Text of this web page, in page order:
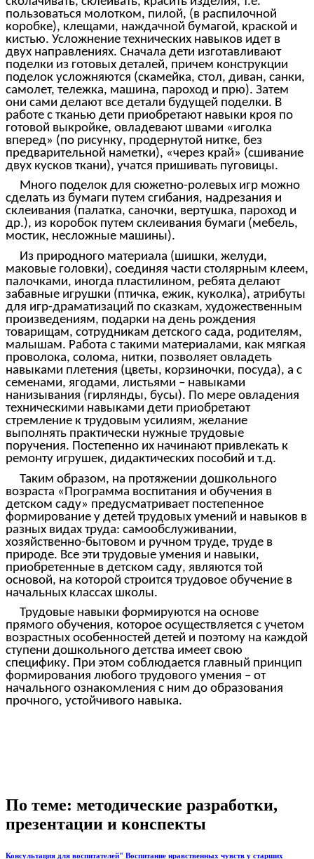
пользоваться молотком, пилой, (в распилочной
коробке), клещами, наждачной бумагой, краской и
кистью. Усложнение технических навыков идет в
двух направлениях. Сначала дети изготавливают
поделки из готовых деталей, причем конструкции
поделок усложняются (скамейка, стол, диван, санки,
самолет, тележка, машина, пароход и прю). Затем
они сами делают все детали будущей поделки. В
работе с тканью дети приобретают навыки кроя по
готовой выкройке, овладевают швами «иголка
вперед» (по рисунку, продернутой нитке, без
предварительной наметки), «через край» (сшивание
двух кусков ткани), учатся пришивать пуговицы.
Много поделок для сюжетно-ролевых игр можно
сделать из бумаги путем сгибания, надрезания и
склеивания (палатка, саночки, вертушка, пароход и
др.), из коробок путем склеивания бумаги (мебель,
мостик, несложные машины).
Из природного материала (шишки, желуди,
маковые головки), соединяя части столярным клеем,
палочками, иногда пластилином, ребята делают
забавные игрушки (птичка, ежик, куколка), атрибуты
для игр-драматизаций по сказкам, художественным
произведениям, подарки на день рождения
товарищам, сотрудникам детского сада, родителям,
малышам. Работа с такими материалами, как мягкая
проволока, солома, нитки, позволяет овладеть
навыками плетения (цветы, корзиночки, посуда), а с
семенами, ягодами, листьями – навыками
нанизывания (гирлянды, бусы). По мере овладения
техническими навыками дети приобретают
стремление к трудовым усилиям, желание
выполнять практически нужные трудовые
поручения. Постепенно их начинают привлекать к
ремонту игрушек, дидактических пособий и т.д.
Таким образом, на протяжении дошкольного
возраста «Программа воспитания и обучения в
детском саду» предусматривает постепенное
формирование у детей трудовых умений и навыков в
разных видах труда: самообслуживании,
хозяйственно-бытовом и ручном труде, труде в
природе. Все эти трудовые умения и навыки,
приобретенные в детском саду, являются той
основой, на которой строится трудовое обучение в
начальных классах школы.
Трудовые навыки формируются на основе
прямого обучения, которое осуществляется с учетом
возрастных особенностей детей и поэтому на каждой
ступени дошкольного детства имеет свою
специфику. При этом соблюдается главный принцип
формирования любого трудового умения – от
начального ознакомления с ним до образования
прочного, устойчивого навыка.
По теме: методические разработки,
презентации и конспекты
Консультация для воспитателей" Воспитание нравственных чувств у старших